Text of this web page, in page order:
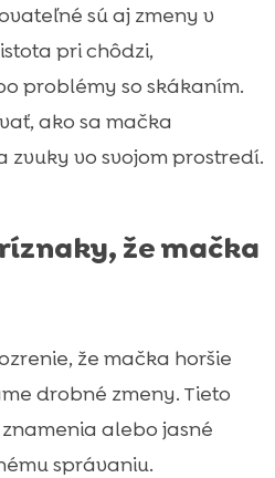
sú aj zmeny v
pri chôdzi,
problémy so skákaním.
ako sa mačka
vo svojom prostredí.
že mačka
že mačka horšie
drobné zmeny. Tieto
alebo jasné
správaniu.